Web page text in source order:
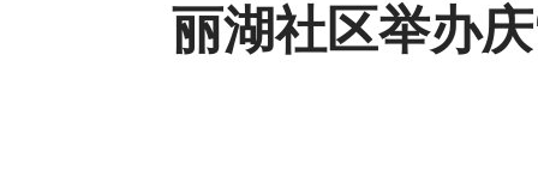
丽湖社区举办